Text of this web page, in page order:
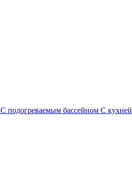
С подогреваемым бассейном С кухней